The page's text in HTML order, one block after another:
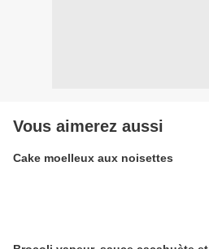
Vous aimerez aussi
Cake moelleux aux noisettes